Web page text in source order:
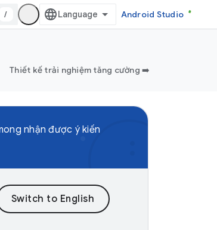
/ Android Studio
Thiết kế trải nghiệm tăng cường ➡️
nhận được ý kiến